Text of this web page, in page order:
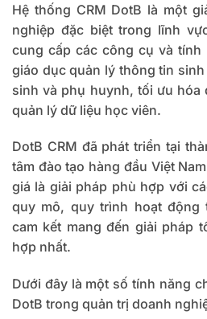
Hệ thống CRM DotB là một
nghiệp đặc biệt trong lĩnh
cung cấp các công cụ và
giáo dục quản lý thông tin
sinh và phụ huynh, tối ưu hóa
quản lý dữ liệu học viên.
DotB CRM đã phát triển tại
tâm đào tạo hàng đầu Việt
giá là giải pháp phù hợp với
quy mô, quy trình hoạt động
cam kết mang đến giải pháp
hợp nhất.
Dưới đây là một số tính năng
DotB trong quản trị doanh